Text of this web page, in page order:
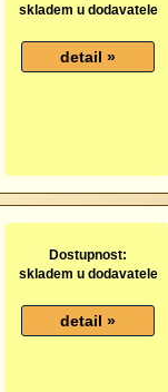
skladem u dodavatele
Dostupnost:
skladem u dodavatele